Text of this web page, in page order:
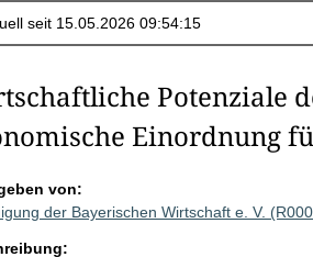
Potenziale
Einordnung
von:
der Bayerischen Wirtschaft e. V.